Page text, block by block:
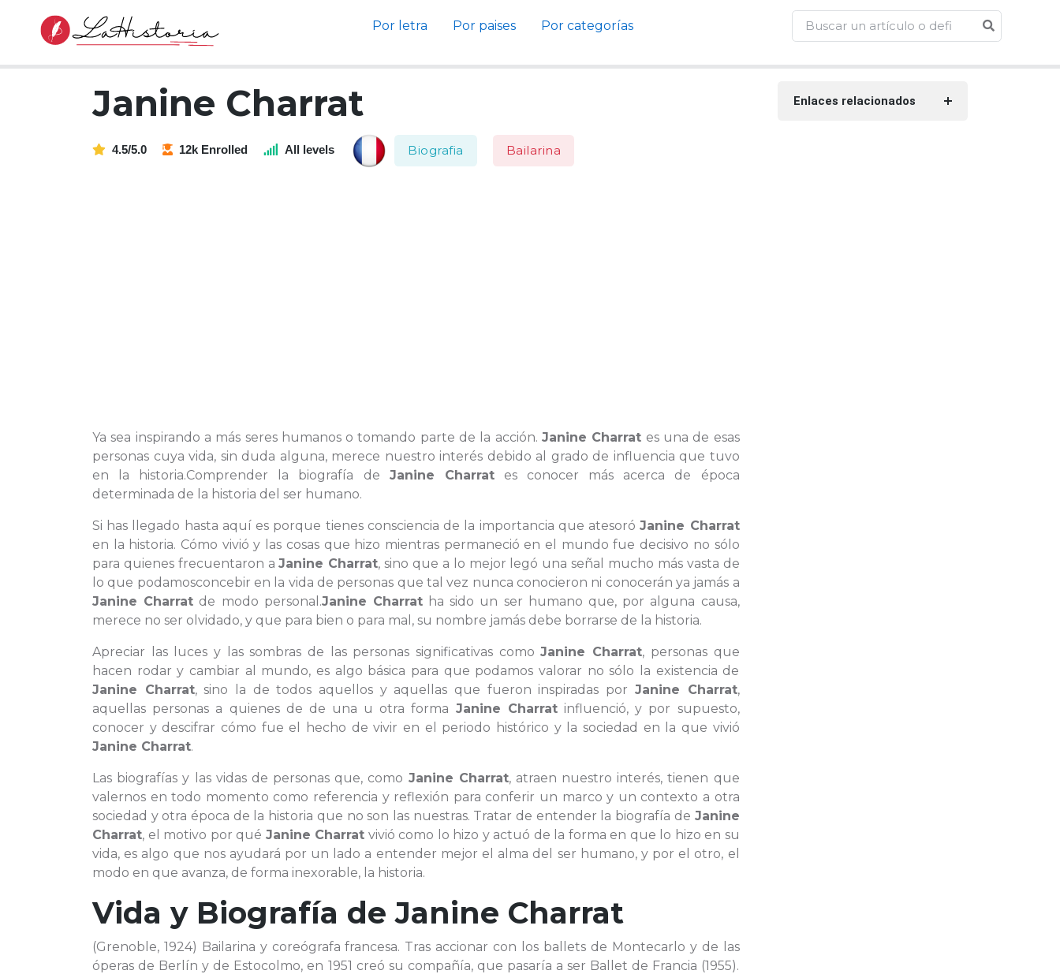
Por letra Por paises Por categorías
Janine Charrat
4.5/5.0 12k Enrolled All levels Biografia Bailarina
Ya sea inspirando a más seres humanos o tomando parte de la acción. Janine Charrat es una de esas
personas cuya vida, sin duda alguna, merece nuestro interés debido al grado de influencia que tuvo
en la historia.Comprender la biografía de Janine Charrates conocer más acerca de época
determinada de la historia del ser humano.
Si has llegado hasta aquí es porque tienes consciencia de la importancia que atesoróJanine Charrat
en la historia. Cómo vivió y las cosas que hizo mientras permaneció en el mundo fue decisivo no sólo
para quienes frecuentaron aJanine Charrat, sino que a lo mejor legó una señal mucho más vasta de
lo que podamosconcebir en la vida de personas que tal vez nunca conocieron ni conocerán ya jamás a
Janine Charrat de modo personal.Janine Charratha sido un ser humano que, por alguna causa,
merece no ser olvidado, y que para bien o para mal, su nombre jamás debe borrarse de la historia.
Apreciar las luces y las sombras de las personas significativas comoJanine Charrat, personas que
hacen rodar y cambiar al mundo, es algo básica para que podamos valorar no sólo la existencia de
Janine Charrat, sino la de todos aquellos y aquellas que fueron inspiradas por Janine Charrat,
aquellas personas a quienes de de una u otra forma Janine Charratinfluenció, y por supuesto,
conocer y descifrar cómo fue el hecho de vivir en el periodo histórico y la sociedad en la que vivió
Janine Charrat.
Las biografías y las vidas de personas que, como Janine Charrat, atraen nuestro interés, tienen que
valernos en todo momento como referencia y reflexión para conferir un marco y un contexto a otra
sociedad y otra época de la historia que no son las nuestras. Tratar de entender la biografía de Janine
Charrat, el motivo por qué Janine Charrat vivió como lo hizo y actuó de la forma en que lo hizo en su
vida, es algo que nos ayudará por un lado a entender mejor el alma del ser humano, y por el otro, el
modo en que avanza, de forma inexorable, la historia.
Vida y Biografía deJanine Charrat
(Grenoble, 1924) Bailarina y coreógrafa francesa. Tras accionar con los ballets de Montecarlo y de las
óperas de Berlín y de Estocolmo, en 1951 creó su compañía, que pasaría a ser Ballet de Francia (1955).
Enlaces relacionados